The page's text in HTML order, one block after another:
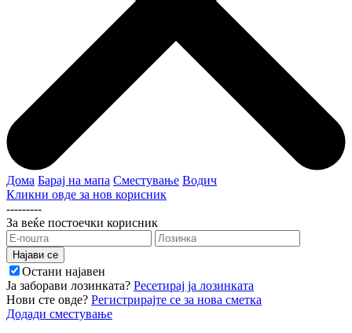
Дома Барај на мапа Сместување Водич
Кликни овде за нов корисник
---------
За веќе постоечки корисник
Остани најавен
Ја заборави лозинката? Ресетирај ја лозинката
Нови сте овде? Регистрирајте се за нова сметка
Додади сместување